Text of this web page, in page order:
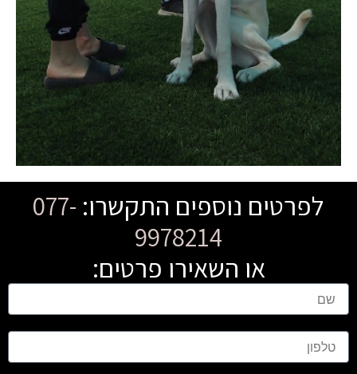
לפרטים נוספים התקשרו: 077-
9978214
או השאירו פרטים:
ש
ט